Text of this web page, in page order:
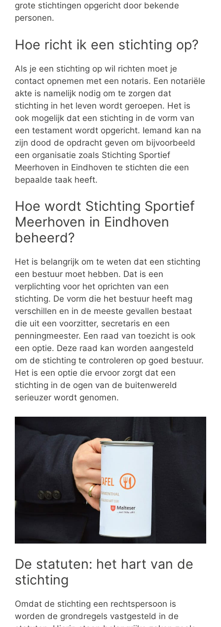
grote stichtingen opgericht door bekende
personen.
Hoe richt ik een stichting op?
Als je een stichting op wil richten moet je
contact opnemen met een notaris. Een notariële
akte is namelijk nodig om te zorgen dat
stichting in het leven wordt geroepen. Het is
ook mogelijk dat een stichting in de vorm van
een testament wordt opgericht. Iemand kan na
zijn dood de opdracht geven om bijvoorbeeld
een organisatie zoals Stichting Sportief
Meerhoven in Eindhoven te stichten die een
bepaalde taak heeft.
Hoe wordt Stichting Sportief
Meerhoven in Eindhoven
beheerd?
Het is belangrijk om te weten dat een stichting
een bestuur moet hebben. Dat is een
verplichting voor het oprichten van een
stichting. De vorm die het bestuur heeft mag
verschillen en in de meeste gevallen bestaat
die uit een voorzitter, secretaris en een
penningmeester. Een raad van toezicht is ook
een optie. Deze raad kan worden aangesteld
om de stichting te controleren op goed bestuur.
Het is een optie die ervoor zorgt dat een
stichting in de ogen van de buitenwereld
serieuzer wordt genomen.
De statuten: het hart van de
stichting
Omdat de stichting een rechtspersoon is
worden de grondregels vastgesteld in de